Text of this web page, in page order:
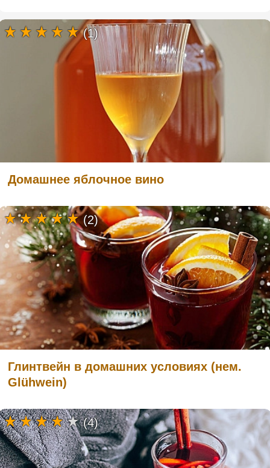
Домашнее яблочное вино
(1)
Глинтвейн в домашних условиях (нем.
Glühwein)
(2)
(4)